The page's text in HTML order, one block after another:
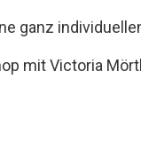
ganz
mit Victoria